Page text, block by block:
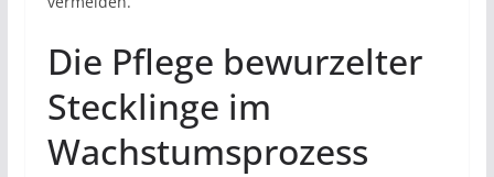
Die Pflege bewurzelter
Stecklinge im
Wachstumsprozess